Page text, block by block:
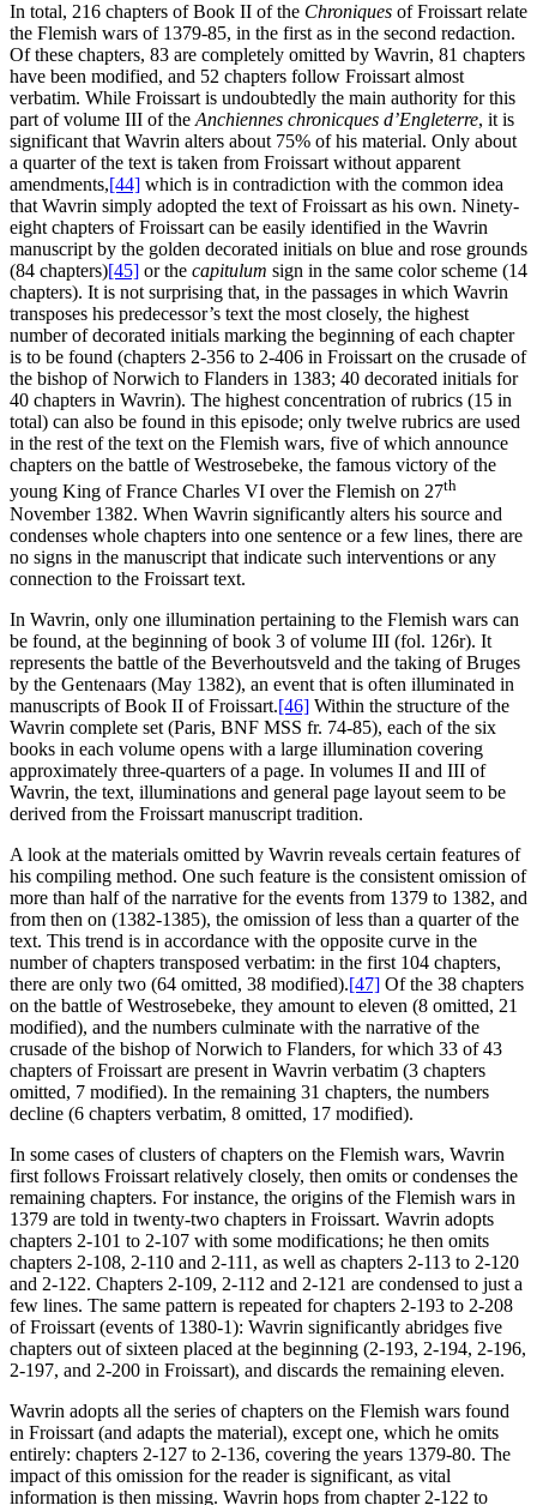
In total, 216 chapters of Book II of the Chroniques of Froissart relate
the Flemish wars of 1379-85, in the first as in the second redaction.
Of these chapters, 83 are completely omitted by Wavrin, 81 chapters
have been modified, and 52 chapters follow Froissart almost
verbatim. While Froissart is undoubtedly the main authority for this
part of volume III of the Anchiennes chronicques d’Engleterre, it is
significant that Wavrin alters about 75% of his material. Only about
a quarter of the text is taken from Froissart without apparent
amendments,[44] which is in contradiction with the common idea
that Wavrin simply adopted the text of Froissart as his own. Ninety-
eight chapters of Froissart can be easily identified in the Wavrin
manuscript by the golden decorated initials on blue and rose grounds
(84 chapters)[45] or the capitulum sign in the same color scheme (14
chapters). It is not surprising that, in the passages in which Wavrin
transposes his predecessor’s text the most closely, the highest
number of decorated initials marking the beginning of each chapter
is to be found (chapters 2-356 to 2-406 in Froissart on the crusade of
the bishop of Norwich to Flanders in 1383; 40 decorated initials for
40 chapters in Wavrin). The highest concentration of rubrics (15 in
total) can also be found in this episode; only twelve rubrics are used
in the rest of the text on the Flemish wars, five of which announce
chapters on the battle of Westrosebeke, the famous victory of the
young King of France Charles VI over the Flemish on 27th
November 1382. When Wavrin significantly alters his source and
condenses whole chapters into one sentence or a few lines, there are
no signs in the manuscript that indicate such interventions or any
connection to the Froissart text.
In Wavrin, only one illumination pertaining to the Flemish wars can
be found, at the beginning of book 3 of volume III (fol. 126r). It
represents the battle of the Beverhoutsveld and the taking of Bruges
by the Gentenaars (May 1382), an event that is often illuminated in
manuscripts of Book II of Froissart.[46] Within the structure of the
Wavrin complete set (Paris, BNF MSS fr. 74-85), each of the six
books in each volume opens with a large illumination covering
approximately three-quarters of a page. In volumes II and III of
Wavrin, the text, illuminations and general page layout seem to be
derived from the Froissart manuscript tradition.
A look at the materials omitted by Wavrin reveals certain features of
his compiling method. One such feature is the consistent omission of
more than half of the narrative for the events from 1379 to 1382, and
from then on (1382-1385), the omission of less than a quarter of the
text. This trend is in accordance with the opposite curve in the
number of chapters transposed verbatim: in the first 104 chapters,
there are only two (64 omitted, 38 modified).[47] Of the 38 chapters
on the battle of Westrosebeke, they amount to eleven (8 omitted, 21
modified), and the numbers culminate with the narrative of the
crusade of the bishop of Norwich to Flanders, for which 33 of 43
chapters of Froissart are present in Wavrin verbatim (3 chapters
omitted, 7 modified). In the remaining 31 chapters, the numbers
decline (6 chapters verbatim, 8 omitted, 17 modified).
In some cases of clusters of chapters on the Flemish wars, Wavrin
first follows Froissart relatively closely, then omits or condenses the
remaining chapters. For instance, the origins of the Flemish wars in
1379 are told in twenty-two chapters in Froissart. Wavrin adopts
chapters 2-101 to 2-107 with some modifications; he then omits
chapters 2-108, 2-110 and 2-111, as well as chapters 2-113 to 2-120
and 2-122. Chapters 2-109, 2-112 and 2-121 are condensed to just a
few lines. The same pattern is repeated for chapters 2-193 to 2-208
of Froissart (events of 1380-1): Wavrin significantly abridges five
chapters out of sixteen placed at the beginning (2-193, 2-194, 2-196,
2-197, and 2-200 in Froissart), and discards the remaining eleven.
Wavrin adopts all the series of chapters on the Flemish wars found
in Froissart (and adapts the material), except one, which he omits
entirely: chapters 2-127 to 2-136, covering the years 1379-80. The
impact of this omission for the reader is significant, as vital
information is then missing. Wavrin hops from chapter 2-122 to